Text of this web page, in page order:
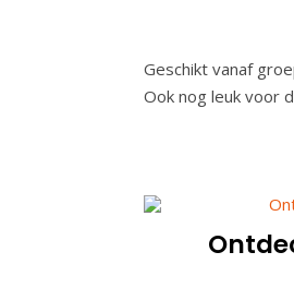
Geschikt vanaf
Ook nog leuk voor